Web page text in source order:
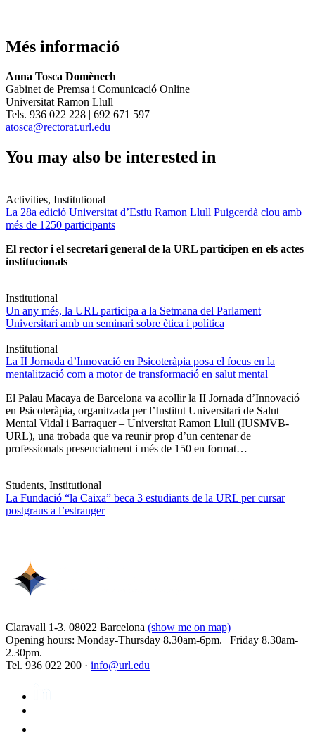
Més informació
Anna Tosca Domènech
Gabinet de Premsa i Comunicació Online
Universitat Ramon Llull
Tels. 936 022 228 | 692 671 597
atosca@rectorat.url.edu
You may also be interested in
Activities, Institutional
La 28a edició Universitat d’Estiu Ramon Llull Puigcerdà clou amb
més de 1250 participants
El rector i el secretari general de la URL participen en els actes
institucionals
Institutional
Un any més, la URL participa a la Setmana del Parlament
Universitari amb un seminari sobre ètica i política
Institutional
La II Jornada d’Innovació en Psicoteràpia posa el focus en la
mentalització com a motor de transformació en salut mental
El Palau Macaya de Barcelona va acollir la II Jornada d’Innovació
en Psicoteràpia, organitzada per l’Institut Universitari de Salut
Mental Vidal i Barraquer – Universitat Ramon Llull (IUSMVB-
URL), una trobada que va reunir prop d’un centenar de
professionals presencialment i més de 150 en format…
Students, Institutional
La Fundació “la Caixa” beca 3 estudiants de la URL per cursar
postgraus a l’estranger
Claravall 1-3. 08022 Barcelona (show me on map)
Opening hours: Monday-Thursday 8.30am-6pm. | Friday 8.30am-
2.30pm.
Tel. 936 022 200 · info@url.edu